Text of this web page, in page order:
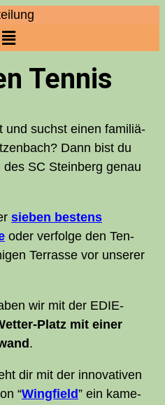
Tennis
und suchst einen fami­liä­
Dann bist du
des SC Stein­berg genau
sie­ben bes­tens
oder ver­fol­ge den Ten­
Ter­ras­se vor unse­rer
wir mit der EDIE-
Platz mit einer
.
dir mit der inno­va­ti­ven
“Wing­field” ein kame­